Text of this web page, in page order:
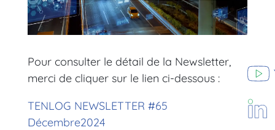
Pour consulter le détail de la Newsletter,
merci de cliquer sur le lien ci-dessous :
TENLOG NEWSLETTER #65
Décembre2024